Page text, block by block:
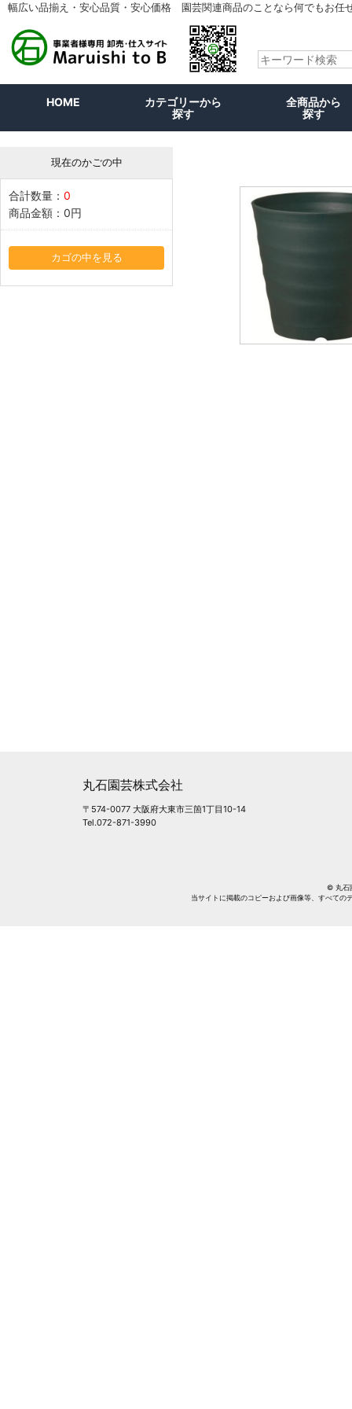
幅広い品揃え・安心品質・安心価格 園芸関連商品のことなら何でもお任
HOME
カテゴリーから
探す
全商品から
探す
現在のかごの中
合計数量： 0
商品金額： 0円
カゴの中を見る
丸石園芸株式会社
〒574-0077 大阪府大東市三箇1丁目10-14
Tel.072-871-3990
© 丸石
当サイトに掲載のコピーおよび画像等、すべての